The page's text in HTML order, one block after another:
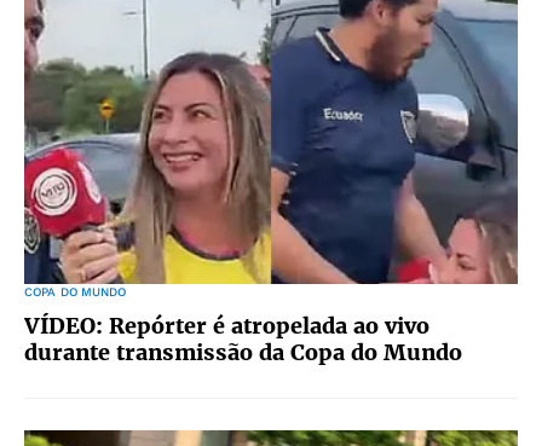
COPA DO MUNDO
VÍDEO: Repórter é atropelada ao vivo
durante transmissão da Copa do Mundo